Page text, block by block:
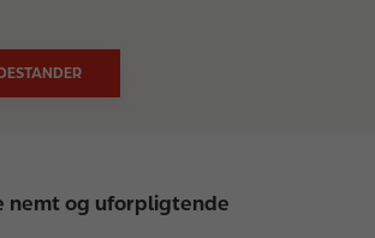
nemt og uforpligtende